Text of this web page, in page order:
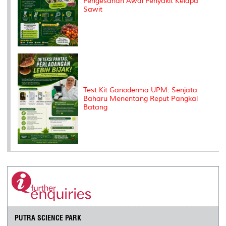
Sawit
Test Kit Ganoderma UPM: Senjata
Baharu Menentang Reput Pangkal
Batang
PUTRA SCIENCE PARK